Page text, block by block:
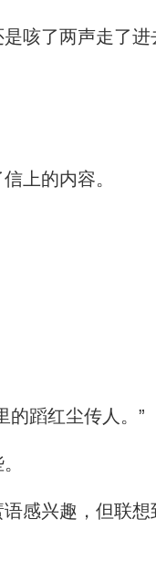
咳了两声走了进
上的内容。
蹈红尘传人。”
感兴趣，但联想